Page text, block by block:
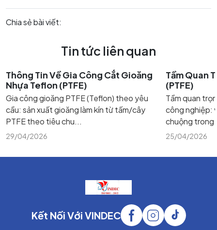
Chia sẻ bài viết:
Tin tức liên quan
Thông Tin Về Gia Công Cắt Gioăng
Nhựa Teflon (PTFE)
Gia công gioăng PTFE (Teflon) theo yêu
cầu: sản xuất gioăng làm kín từ tấm/cây
PTFE theo tiêu chu...
29/04/2026
Tầm Quan
(PTFE)
Tầm quan
công nghiệp:
chuộng trong
25/04/2026
Kết Nối Với VINDEC